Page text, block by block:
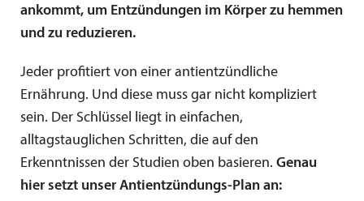
ankommt, um Entzündungen im Körper zu hemmen
und zu reduzieren.
​Jeder profitiert von einer antientzündliche
Ernährung. Und diese muss gar nicht kompliziert
sein. Der Schlüssel liegt in einfachen,
alltagstauglichen Schritten, die auf den
Erkenntnissen der Studien oben basieren. Genau
hier setzt unser Antientzündungs-Plan an: